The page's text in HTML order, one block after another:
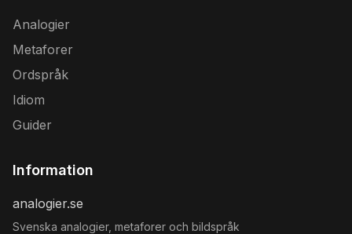
Analogier
Metaforer
Ordspråk
Idiom
Guider
Information
analogier.se
Svenska analogier, metaforer och bildspråk